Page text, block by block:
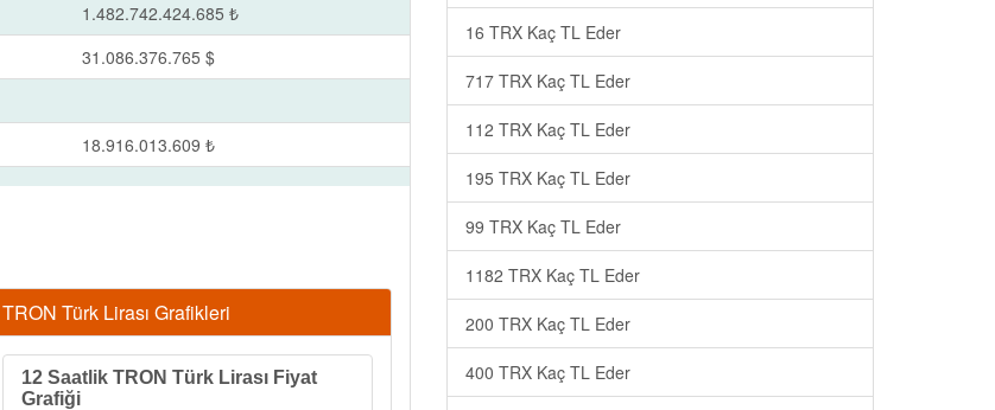
1.482.742.424.685 ₺
31.086.376.765 $
18.916.013.609 ₺
TRON Türk Lirası Grafikleri
12 Saatlik TRON Türk Lirası Fiyat
Grafiği
16 TRX Kaç TL Eder
717 TRX Kaç TL Eder
112 TRX Kaç TL Eder
195 TRX Kaç TL Eder
99 TRX Kaç TL Eder
1182 TRX Kaç TL Eder
200 TRX Kaç TL Eder
400 TRX Kaç TL Eder